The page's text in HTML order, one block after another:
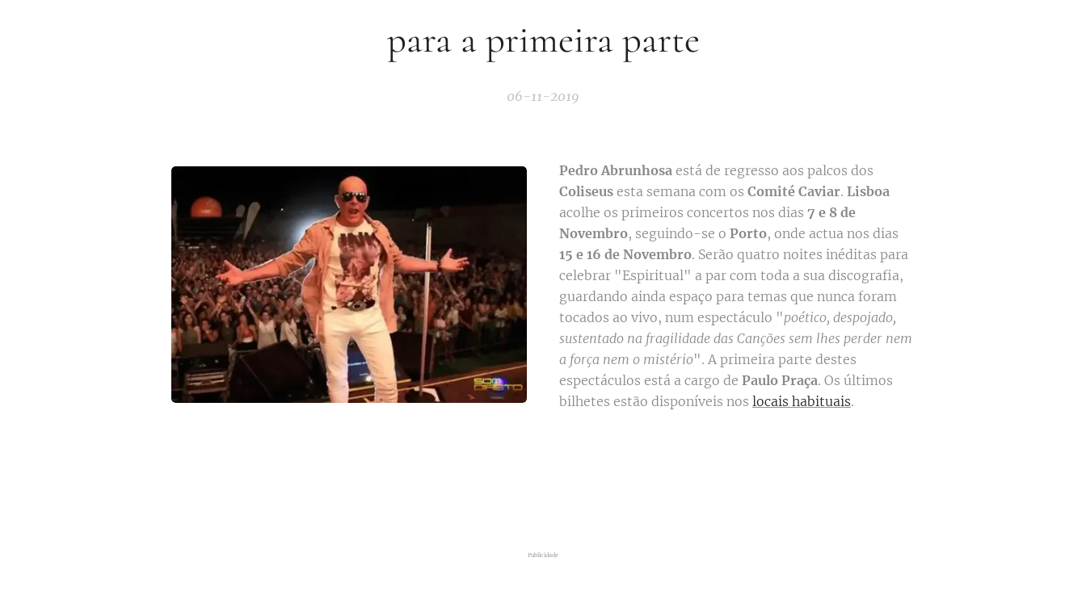
para a primeira parte
06-11-2019
Pedro Abrunhosa está de regresso aos palcos dos
Coliseus esta semana com os Comité Caviar. Lisboa
acolhe os primeiros concertos nos dias 7 e 8 de
Novembro, seguindo-se o Porto, onde actua nos dias
15 e 16 de Novembro. Serão quatro noites inéditas para
celebrar "Espiritual" a par com toda a sua discografia,
guardando ainda espaço para temas que nunca foram
tocados ao vivo, num espectáculo "poético, despojado,
sustentado na fragilidade das Canções sem lhes perder nem
a força nem o mistério". A primeira parte destes
espectáculos está a cargo de Paulo Praça. Os últimos
bilhetes estão disponíveis nos locais habituais.
Publicidade